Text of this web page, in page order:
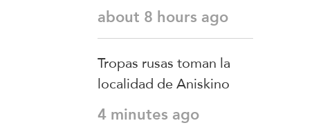
about 8 hours ago
Tropas rusas toman la
localidad de Aniskino
4 minutes ago